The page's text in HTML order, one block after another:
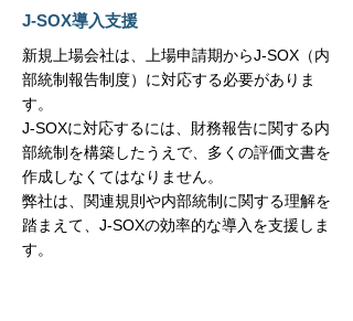
J-SOX導入支援
新規上場会社は、上場申請期からJ-SOX（内
部統制報告制度）に対応する必要がありま
す。
​J-SOXに対応するには、財務報告に関する内
部統制を構築したうえで、多くの評価文書を
作成しなくてはなりません。
弊社は、関連規則や内部統制に関する理解を
踏まえて、J-SOXの効率的な導入を支援しま
す。